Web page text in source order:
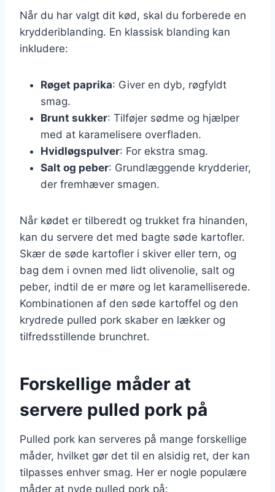
Når du har valgt dit kød, skal du forberede en
krydderiblanding. En klassisk blanding kan
inkludere:
Røget paprika: Giver en dyb, røgfyldt
smag.
Brunt sukker: Tilføjer sødme og hjælper
med at karamelisere overfladen.
Hvidløgspulver: For ekstra smag.
Salt og peber: Grundlæggende krydderier,
der fremhæver smagen.
Når kødet er tilberedt og trukket fra hinanden,
kan du servere det med bagte søde kartofler.
Skær de søde kartofler i skiver eller tern, og
bag dem i ovnen med lidt olivenolie, salt og
peber, indtil de er møre og let karamelliserede.
Kombinationen af den søde kartoffel og den
krydrede pulled pork skaber en lækker og
tilfredsstillende brunchret.
Forskellige måder at
servere pulled pork på
Pulled pork kan serveres på mange forskellige
måder, hvilket gør det til en alsidig ret, der kan
tilpasses enhver smag. Her er nogle populære
måder at nyde pulled pork på: